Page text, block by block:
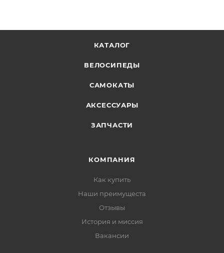
КАТАЛОГ
ВЕЛОСИПЕДЫ
САМОКАТЫ
АКСЕССУАРЫ
ЗАПЧАСТИ
КОМПАНИЯ
Как купить
Наши преимущеста
Отзывы
История и миссия
Вакансии